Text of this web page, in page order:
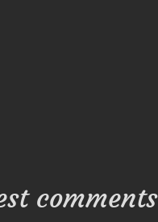
comments